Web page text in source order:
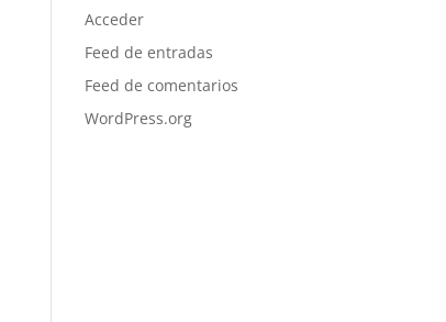
Acceder
Feed de entradas
Feed de comentarios
WordPress.org